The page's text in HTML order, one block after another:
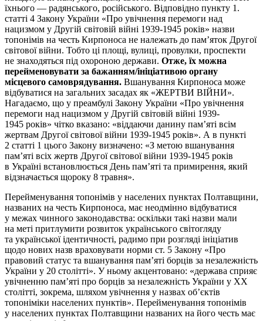
їхнього — радянського, російського. Відповідно пункту 1.
статті 4 Закону України «Про увічнення перемоги над
нацизмом у Другій світовій війні 1939-1945 років» назви
топонімів на честь Кирпоноса не належать до пам’яток Другої
світової війни. Тобто ці площі, вулиці, провулки, проспекти
не знаходяться під охороною держави. Отже, їх можна
перейменовувати за бажанням/ініціативою органу
місцевого самоврядування. Вшанування Кирпоноса може
відбуватися на загальних засадах як «ЖЕРТВИ ВІЙНИ».
Нагадаємо, що у преамбулі Закону України «Про увічнення
перемоги над нацизмом у Другій світовій війні 1939-
1945 років» чітко вказано: «віддаючи данину пам’яті всім
жертвам Другої світової війни 1939-1945 років». А в пункті
2 статті 1 цього Закону визначено: «З метою вшанування
пам’яті всіх жертв Другої світової війни 1939-1945 років
в Україні встановлюється День пам’яті та примирення, який
відзначається щороку 8 травня».
Перейменування топонімів у населених пунктах Полтавщини,
названих на честь Кирпоноса, має неодмінно відбуватися
у межах чинного законодавства: оскільки такі назви мали
на меті притлумити розвиток українського світогляду
та української ідентичності, радимо при розгляді ініціатив
щодо нових назв враховувати норми ст. 5 Закону «Про
правовий статус та вшанування пам’яті борців за незалежність
України у 20 столітті». У ньому акцентовано: «держава сприяє
увічненню пам’яті про борців за незалежність України у XX
столітті, зокрема, шляхом увічнення у назвах об’єктів
топоніміки населених пунктів». Перейменування топонімів
у населених пунктах Полтавщини названих на його честь має